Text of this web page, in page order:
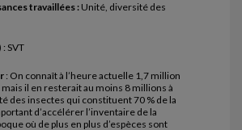
travaillées : Unité, diversité des
SVT
: On connaît à l’heure actuelle 1,7 million
mais il en resterait au moins 8 millions à
des insectes qui constituent 70 % de la
d’accélérer l’inventaire de la
où de plus en plus d’espèces sont